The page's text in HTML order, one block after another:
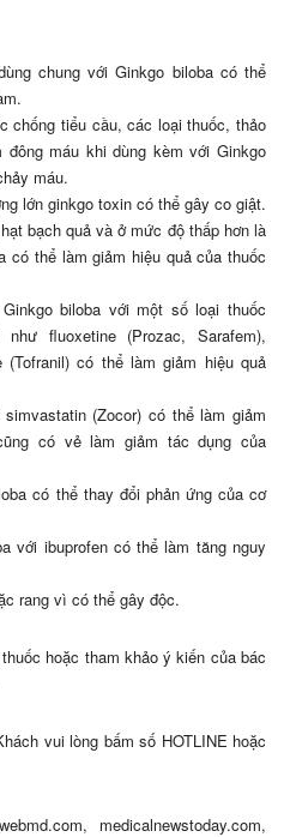
chung với Ginkgo biloba có thể
chống tiểu cầu, các loại thuốc, thảo
máu khi dùng kèm với Ginkgo
máu.
lớn ginkgo toxin có thể gây co giật.
bạch quả và ở mức độ thấp hơn là
có thể làm giảm hiệu quả của thuốc
biloba với một số loại thuốc
fluoxetine (Prozac, Sarafem),
(Tofranil) có thể làm giảm hiệu quả
(Zocor) có thể làm giảm
có vẻ làm giảm tác dụng của
có thể thay đổi phản ứng của cơ
với ibuprofen có thể làm tăng nguy
rang vì có thể gây độc.
hoặc tham khảo ý kiến của bác
vui lòng bấm số HOTLINE hoặc
medicalnewstoday.com,